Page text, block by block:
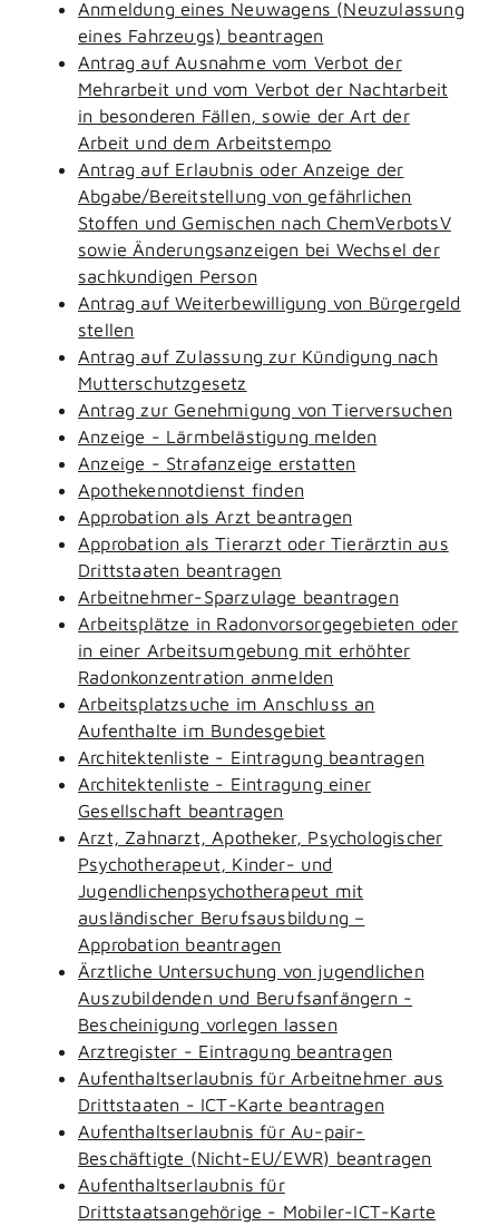
Anmeldung eines Neuwagens (Neuzulassung
eines Fahrzeugs) beantragen
Antrag auf Ausnahme vom Verbot der
Mehrarbeit und vom Verbot der Nachtarbeit
in besonderen Fällen, sowie der Art der
Arbeit und dem Arbeitstempo
Antrag auf Erlaubnis oder Anzeige der
Abgabe/Bereitstellung von gefährlichen
Stoffen und Gemischen nach ChemVerbotsV
sowie Änderungsanzeigen bei Wechsel der
sachkundigen Person
Antrag auf Weiterbewilligung von Bürgergeld
stellen
Antrag auf Zulassung zur Kündigung nach
Mutterschutzgesetz
Antrag zur Genehmigung von Tierversuchen
Anzeige - Lärmbelästigung melden
Anzeige - Strafanzeige erstatten
Apothekennotdienst finden
Approbation als Arzt beantragen
Approbation als Tierarzt oder Tierärztin aus
Drittstaaten beantragen
Arbeitnehmer-Sparzulage beantragen
Arbeitsplätze in Radonvorsorgegebieten oder
in einer Arbeitsumgebung mit erhöhter
Radonkonzentration anmelden
Arbeitsplatzsuche im Anschluss an
Aufenthalte im Bundesgebiet
Architektenliste - Eintragung beantragen
Architektenliste - Eintragung einer
Gesellschaft beantragen
Arzt, Zahnarzt, Apotheker, Psychologischer
Psychotherapeut, Kinder- und
Jugendlichenpsychotherapeut mit
ausländischer Berufsausbildung –
Approbation beantragen
Ärztliche Untersuchung von jugendlichen
Auszubildenden und Berufsanfängern -
Bescheinigung vorlegen lassen
Arztregister - Eintragung beantragen
Aufenthaltserlaubnis für Arbeitnehmer aus
Drittstaaten - ICT-Karte beantragen
Aufenthaltserlaubnis für Au-pair-
Beschäftigte (Nicht-EU/EWR) beantragen
Aufenthaltserlaubnis für
Drittstaatsangehörige - Mobiler-ICT-Karte